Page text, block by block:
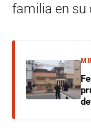
familia en su